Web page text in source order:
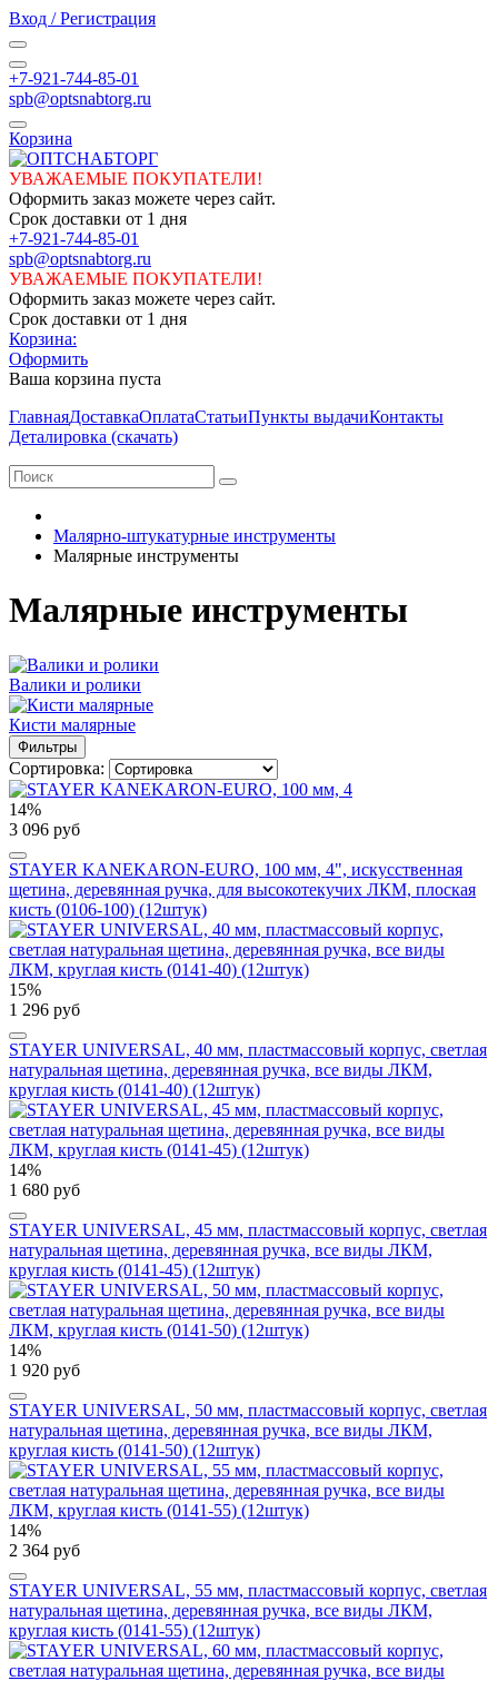
Вход / Регистрация
+7-921-744-85-01
spb@optsnabtorg.ru
Корзина
УВАЖАЕМЫЕ ПОКУПАТЕЛИ!
Оформить заказ можете через сайт.
Срок доставки от 1 дня
+7-921-744-85-01
spb@optsnabtorg.ru
УВАЖАЕМЫЕ ПОКУПАТЕЛИ!
Оформить заказ можете через сайт.
Срок доставки от 1 дня
Корзина:
Оформить
Ваша корзина пуста
ГлавнаяДоставкаОплатаСтатьиПункты выдачиКонтакты
Деталировка (скачать)
Малярно-штукатурные инструменты
Малярные инструменты
Малярные инструменты
Валики и ролики
Кисти малярные
Фильтры
Сортировка:
14%
3 096 руб
STAYER KANEKARON-EURO, 100 мм, 4", искусственная
щетина, деревянная ручка, для высокотекучих ЛКМ, плоская
кисть (0106-100) (12штук)
15%
1 296 руб
STAYER UNIVERSAL, 40 мм, пластмассовый корпус, светлая
натуральная щетина, деревянная ручка, все виды ЛКМ,
круглая кисть (0141-40) (12штук)
14%
1 680 руб
STAYER UNIVERSAL, 45 мм, пластмассовый корпус, светлая
натуральная щетина, деревянная ручка, все виды ЛКМ,
круглая кисть (0141-45) (12штук)
14%
1 920 руб
STAYER UNIVERSAL, 50 мм, пластмассовый корпус, светлая
натуральная щетина, деревянная ручка, все виды ЛКМ,
круглая кисть (0141-50) (12штук)
14%
2 364 руб
STAYER UNIVERSAL, 55 мм, пластмассовый корпус, светлая
натуральная щетина, деревянная ручка, все виды ЛКМ,
круглая кисть (0141-55) (12штук)